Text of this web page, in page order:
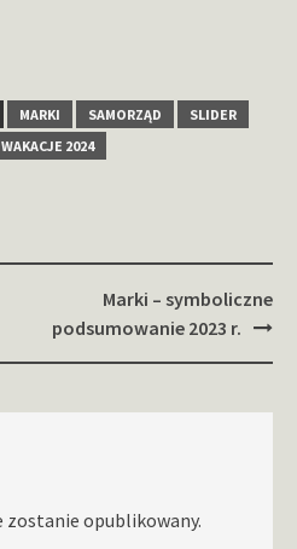
MARKI SAMORZĄD
SLIDER
WAKACJE 2024
Marki – symboliczne
podsumowanie 2023 r.
zostanie opublikowany.